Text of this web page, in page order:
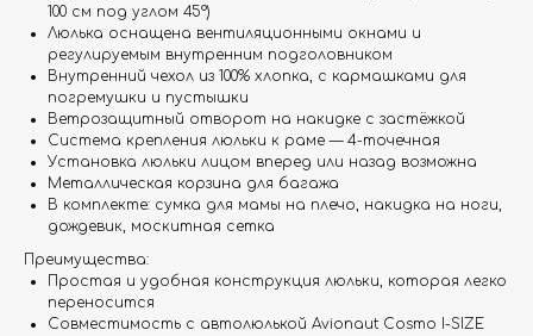
100 см под углом 45°)
Люлька оснащена вентиляционными окнами и
регулируемым внутренним подголовником
Внутренний чехол из 100% хлопка, с кармашками для
погремушки и пустышки
Ветрозащитный отворот на накидке с застёжкой
Система крепления люльки к раме — 4-точечная
Установка люльки лицом вперед или назад возможна
Металлическая корзина для багажа
В комплекте: сумка для мамы на плечо, накидка на ноги,
дождевик, москитная сетка
Преимущества:
Простая и удобная конструкция люльки, которая легко
переносится
Совместимость с автолюлькой Avionaut Cosmo I-SIZE